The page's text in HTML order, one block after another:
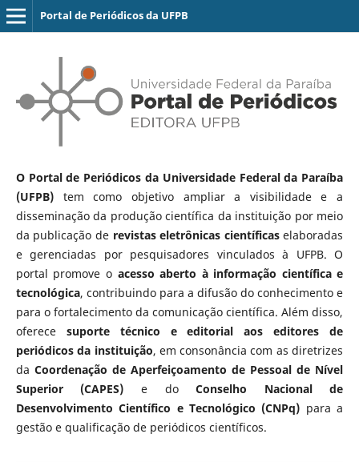
Portal de Periódicos da UFPB
O Portal de Periódicos da Universidade Federal da Paraíba
(UFPB)tem como objetivo ampliar a visibilidade e a
disseminação da produção científica da instituição por meio
da publicação de revistas eletrônicas científicaselaboradas
e gerenciadas por pesquisadores vinculados à UFPB. O
portal promove o acesso aberto à informação científica e
tecnológica, contribuindo para a difusão do conhecimento e
para o fortalecimento da comunicação científica. Além disso,
oferece suporte técnico e editorial aos editores de
periódicos da instituição, em consonância com as diretrizes
da Coordenação de Aperfeiçoamento de Pessoal de Nível
Superior (CAPES) e doConselho Nacional de
Desenvolvimento Científico e Tecnológico (CNPq) para a
gestão e qualificação de periódicos científicos.